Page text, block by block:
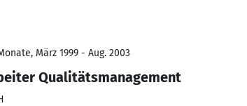
März 1999 - Aug. 2003
Qualitätsmanagement